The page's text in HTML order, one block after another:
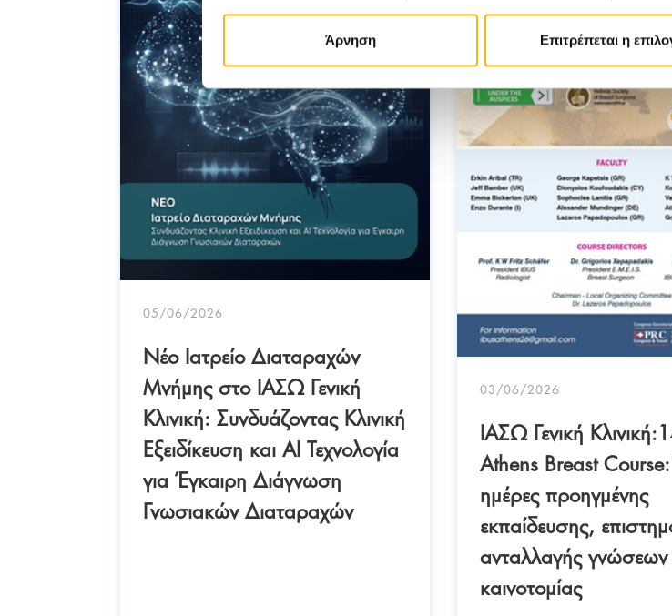
Άρνηση Επιτρέπεται η
05/06/2026
Νέο Ιατρείο Διαταραχών
Μνήμης στο ΙΑΣΩ Γενική
Κλινική: Συνδυάζοντας Κλινική
Εξειδίκευση και AI Τεχνολογία
για Έγκαιρη Διάγνωση
Γνωσιακών Διαταραχών
03/06/2026
ΙΑΣΩ Γενική
Athens Breast Course:
ημέρες προηγμένης
εκπαίδευσης,
ανταλλαγής γνώσεων
καινοτομίας